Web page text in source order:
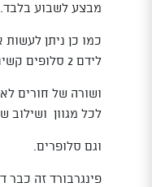
מבצע לשבוע בלבד.
לידם 2 סלופים קשים יותר .
ושורה של חורים
לכל מגוון ושילוב
וגם סלופרים.
פינגרבורד זה כבר דור 3 מוזמנים להגיע